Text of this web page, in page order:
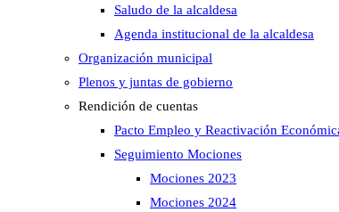
panel
de
búsqueda.
Saludo de la alcaldesa
Agenda institucional de la alcaldesa
Organización municipal
Plenos y juntas de gobierno
Rendición de cuentas
Pacto Empleo y Reactivación
Seguimiento Mociones
Mociones 2023
Mociones 2024